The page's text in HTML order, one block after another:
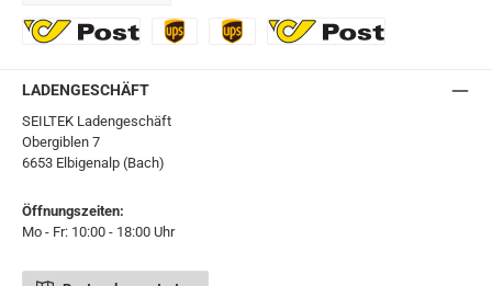
LADENGESCHÄFT
SEILTEK Ladengeschäft
Obergiblen 7
6653 Elbigenalp (Bach)
Öffnungszeiten:
Mo - Fr: 10:00 - 18:00 Uhr